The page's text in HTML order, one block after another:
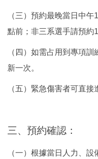
（三）預約最晚當日中
點前；非三系選手請預約
（四）如需占用到專項
新一次。
（五）緊急傷害者可直接
三、預約確認：
（一）根據當日人力、設